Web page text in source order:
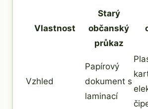
Vlastnost
Starý
občanský
průkaz
Vzhled
Papírový
dokument s
laminací